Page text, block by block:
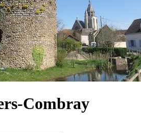
Combray